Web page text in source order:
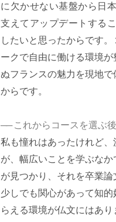
に欠かせない基盤から日
支えてアップデートする
したいと思ったからです
ークで自由に働ける環境
ぬフランスの魅力を現地
からです。
── これからコースを選ぶ
私も憧れはあったけれど
が、幅広いことを学ぶな
が見つかり、それを卒業
少しでも関心があって知
らえる環境が仏文にはあ